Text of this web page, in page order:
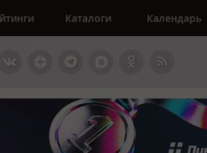
Каталоги Календарь